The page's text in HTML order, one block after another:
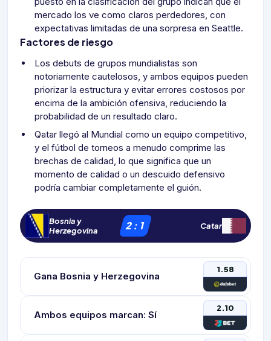
mercado los ve como claros perdedores, con
expectativas limitadas de una sorpresa en Seattle.
Factores de riesgo
Los debuts de grupos mundialistas son
notoriamente cautelosos, y ambos equipos pueden
priorizar la estructura y evitar errores costosos por
encima de la ambición ofensiva, reduciendo la
probabilidad de un resultado claro.
Qatar llegó al Mundial como un equipo competitivo,
y el fútbol de torneos a menudo comprime las
brechas de calidad, lo que significa que un
momento de calidad o un descuido defensivo
podría cambiar completamente el guión.
Bosnia y
Herzegovina
2:1 Catar
Gana Bosnia y Herzegovina
1.58
Ambos equipos marcan: Sí
2.10